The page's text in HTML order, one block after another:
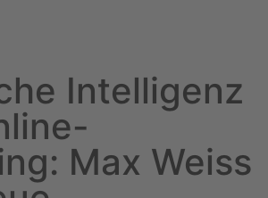
Intelligenz
Max Weiss